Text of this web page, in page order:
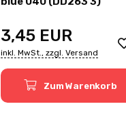
3,45 EUR
inkl. MwSt., zzgl. Versand
Zum Warenkorb